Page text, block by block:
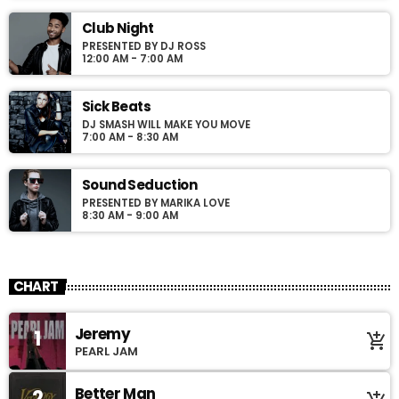
Club Night
PRESENTED BY DJ ROSS
12:00 AM - 7:00 AM
Sick Beats
DJ SMASH WILL MAKE YOU MOVE
7:00 AM - 8:30 AM
Sound Seduction
PRESENTED BY MARIKA LOVE
8:30 AM - 9:00 AM
CHART
1 Jeremy
PEARL JAM add_shopping_cart
Better Man